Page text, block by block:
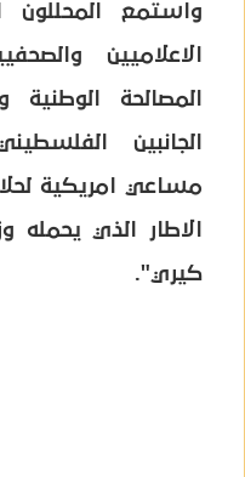
واستمع
الاعلاميين
المصالحة
الجانبين
مساعي امريكية
الاطار الذي يحمله
كيري".